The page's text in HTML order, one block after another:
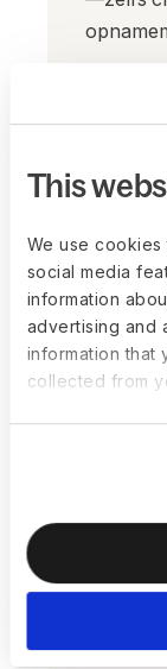
This
We use
social media
information
advertising and
information that
collected from